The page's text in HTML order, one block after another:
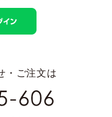
・ご注文は